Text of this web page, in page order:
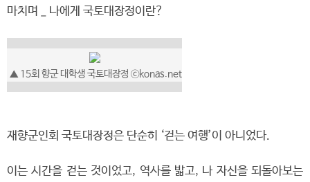
마치며 _ 나에게 국토대장정이란?
▲ 15회 향군 대학생 국토대장정 ⓒkonas.net
재향군인회 국토대장정은 단순히 ‘걷는 여행’이 아니었다.
이는 시간을 걷는 것이었고, 역사를 밟고, 나 자신을 되돌아보는